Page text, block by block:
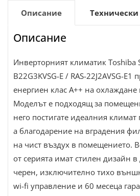
Описание
Описание
Инверторният климатик Toshiba
B22G3KVSG-E / RAS-22J2AVSG-E1
енергиен клас A++ на
Моделът е подходящ за
него постигате идеалния
а благодарение на вградения
на чист въздух в помещението.
от серията имат стилен дизайн в
черен, изключително тихо
wi-fi управление и 60 месеца